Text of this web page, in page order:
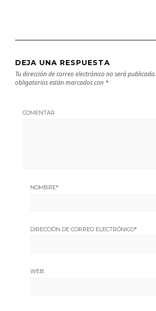
DEJA UNA RESPUESTA
Tu dirección de correo electrónico no será publicada.
obligatorios están marcados con *
COMENTAR
NOMBRE*
DIRECCIÓN DE CORREO ELECTRÓNICO*
WEB